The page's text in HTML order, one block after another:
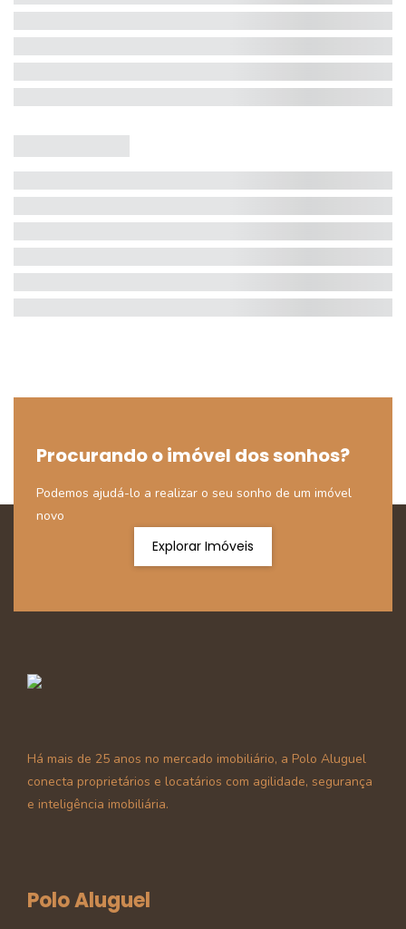
Procurando o imóvel dos sonhos?
Podemos ajudá-lo a realizar o seu sonho de um imóvel
novo
Explorar Imóveis
Há mais de 25 anos no mercado imobiliário, a Polo Aluguel
conecta proprietários e locatários com agilidade, segurança
e inteligência imobiliária.
Polo Aluguel